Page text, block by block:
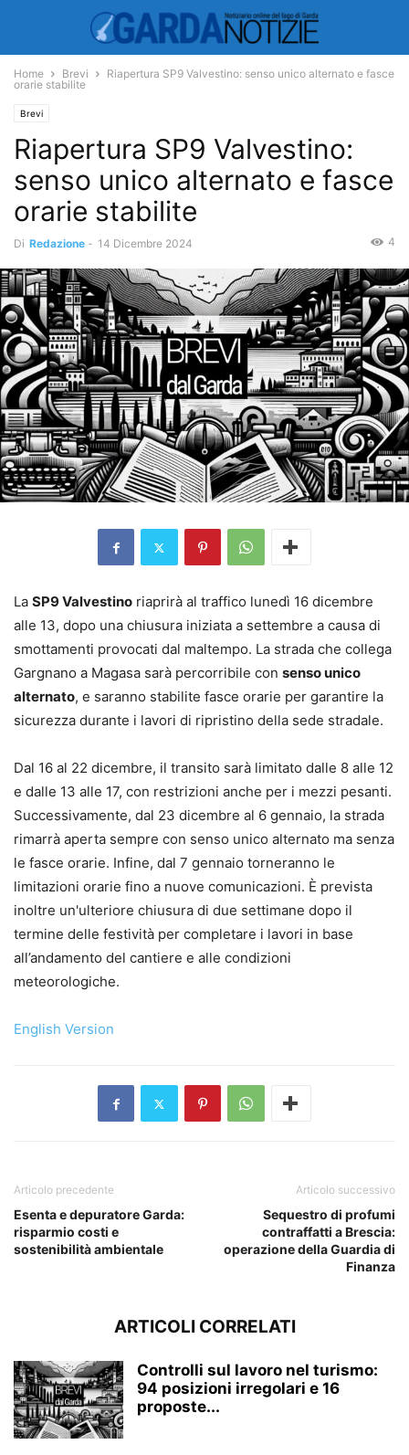
Home Brevi
Riapertura SP9 Valvestino: senso unico alternato e fasce
orarie stabilite
Brevi
Riapertura SP9 Valvestino:
senso unico alternato e fasce
orarie stabilite
Di Redazione - 14 Dicembre 2024 4
La SP9 Valvestino riaprirà al traffico lunedì 16 dicembre
alle 13, dopo una chiusura iniziata a settembre a causa di
smottamenti provocati dal maltempo. La strada che collega
Gargnano a Magasa sarà percorribile con senso unico
alternato, e saranno stabilite fasce orarie per garantire la
sicurezza durante i lavori di ripristino della sede stradale.
Dal 16 al 22 dicembre, il transito sarà limitato dalle 8 alle 12
e dalle 13 alle 17, con restrizioni anche per i mezzi pesanti.
Successivamente, dal 23 dicembre al 6 gennaio, la strada
rimarrà aperta sempre con senso unico alternato ma senza
le fasce orarie. Infine, dal 7 gennaio torneranno le
limitazioni orarie fino a nuove comunicazioni. È prevista
inoltre un'ulteriore chiusura di due settimane dopo il
termine delle festività per completare i lavori in base
all’andamento del cantiere e alle condizioni
meteorologiche.
English Version
Articolo precedente
Esenta e depuratore Garda:
risparmio costi e
sostenibilità ambientale
Articolo successivo
Sequestro di profumi
contraffatti a Brescia:
operazione della Guardia di
Finanza
ARTICOLI CORRELATI
Controlli sul lavoro nel turismo:
94 posizioni irregolari e 16
proposte...